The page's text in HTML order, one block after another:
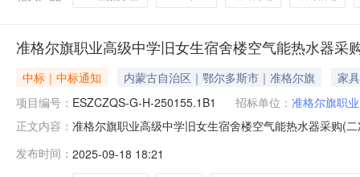
准格尔旗职业高级中学旧女生宿舍楼空气能热水器采
中标｜中标通知 内蒙古自治区｜鄂尔多斯市｜准格尔旗
家
项目编号： ESZCZQS-G-H-250155.1B1 招标单位： 准格尔旗职
正文内容： 准格尔旗职业高级中学旧女生宿舍楼空气能热水器采购(
广场1号楼A座—18—1805综合评分法否766,116.00元
发布时间： 2025-09-18 18:21